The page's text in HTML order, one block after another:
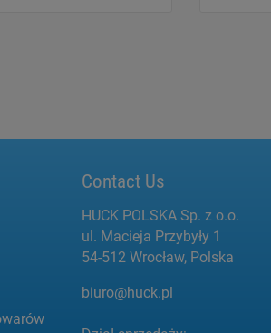
Contact Us
HUCK POLSKA Sp. z o.o.
ul. Macieja Przybyły 1
54-512 Wrocław, Polska
biuro@huck.pl